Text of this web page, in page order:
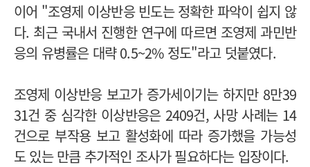
이어 "조영제 이상반응 빈도는 정확한 파악이 쉽지 않
다. 최근 국내서 진행한 연구에 따르면 조영제 과민반
응의 유병률은 대략 0.5~2% 정도"라고 덧붙였다.
조영제 이상반응 보고가 증가세이기는 하지만 8만39
31건 중 심각한 이상반응은 2409건, 사망 사례는 14
건으로 부작용 보고 활성화에 따라 증가했을 가능성
도 있는 만큼 추가적인 조사가 필요하다는 입장이다.